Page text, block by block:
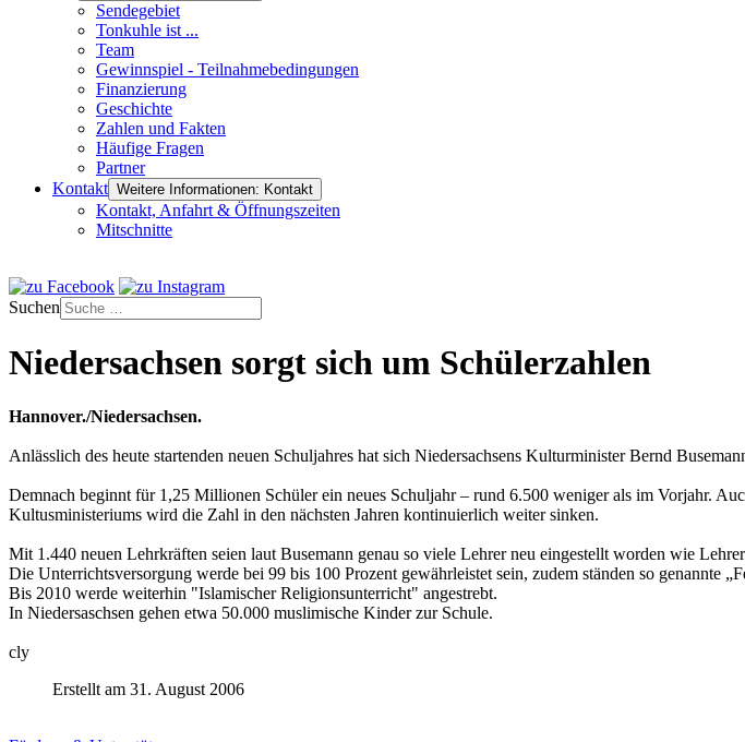
Sendegebiet
Tonkuhle ist ...
Team
Gewinnspiel - Teilnahmebedingungen
Finanzierung
Geschichte
Zahlen und Fakten
Häufige Fragen
Partner
Kontakt Weitere Informationen: Kontakt
Kontakt, Anfahrt & Öffnungszeiten
Mitschnitte
Suchen
Niedersachsen sorgt sich um Schülerzahlen
Hannover./Niedersachsen.
Anlässlich des heute startenden neuen Schuljahres hat sich Niedersachsens Kulturminister Bernd
Demnach beginnt für 1,25 Millionen Schüler ein neues Schuljahr – rund 6.500 weniger als im Vorjahr.
Kultusministeriums wird die Zahl in den nächsten Jahren kontinuierlich weiter sinken.
Mit 1.440 neuen Lehrkräften seien laut Busemann genau so viele Lehrer neu eingestellt worden wie
Die Unterrichtsversorgung werde bei 99 bis 100 Prozent gewährleistet sein, zudem ständen so genannte
Bis 2010 werde weiterhin "Islamischer Religionsunterricht" angestrebt.
In Niedersaschsen gehen etwa 50.000 muslimische Kinder zur Schule.
cly
Erstellt am 31. August 2006